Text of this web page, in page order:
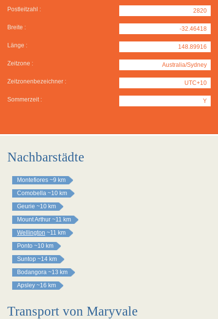
Postleitzahl : 2820
Breite : -32.46418
Länge : 148.89916
Zeitzone : Australia/Sydney
Zeitzonenbezeichner : UTC+10
Sommerzeit : Y
Nachbarstädte
Montefiores ~9 km
Comobella ~10 km
Geurie ~10 km
Mount Arthur ~11 km
Wellington ~11 km
Ponto ~10 km
Suntop ~14 km
Bodangora ~13 km
Apsley ~16 km
Transport von Maryvale